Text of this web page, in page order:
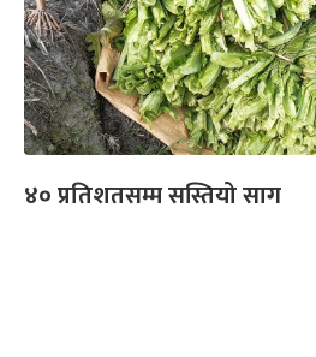
४० प्रतिशतसम्म सस्तियो साग